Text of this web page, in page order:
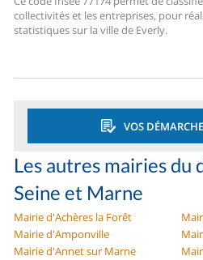
collectivités et les entreprises, pour
statistiques sur la ville de Everly.
VOS
Les autres mairies du
Seine et Marne
Mairie d'Achères la Forêt
Mairie d'Amponville
Mairie d'Annet sur Marne